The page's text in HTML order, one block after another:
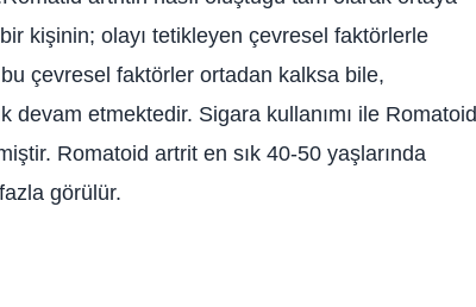
kişinin; olayı tetikleyen çevresel faktörlerle
bu çevresel faktörler ortadan kalksa bile,
devam etmektedir. Sigara kullanımı ile Romatoid
Romatoid artrit en sık 40-50 yaşlarında
görülür.